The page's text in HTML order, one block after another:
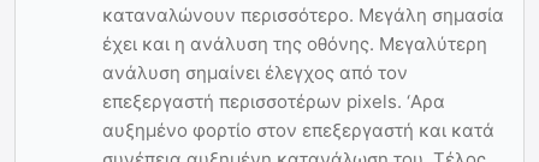
καταναλώνουν περισσότερο. Μεγάλη σημασία
έχει και η ανάλυση της οθόνης. Μεγαλύτερη
ανάλυση σημαίνει έλεγχος από τον
επεξεργαστή περισσοτέρων pixels. ‘Αρα
αυξημένο φορτίο στον επεξεργαστή και κατά